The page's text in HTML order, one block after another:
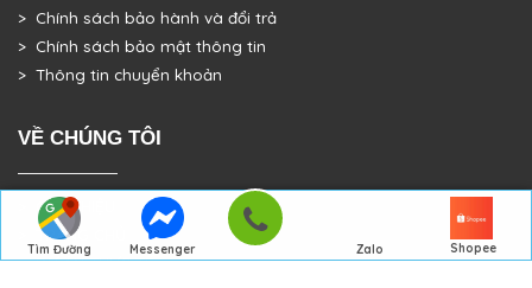
Tìm Đường
Messenger
Zalo Shopee
> Chính sách bảo hành và đổi trả
> Chính sách bảo mật thông tin
> Thông tin chuyển khoản
VỀ CHÚNG TÔI
> GIỚI THIỆU
> TRANG CHỦ
> DỰ ÁN THỰC TẾ